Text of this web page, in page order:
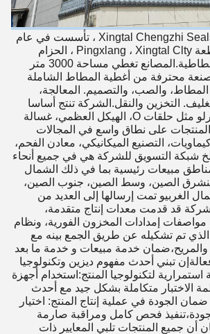
شركة Xingtal Chengzhi Seals Co ، [td ، تأسست في عام
2013 ، تقع في مقاطعة Pingxlang ، Xingtal Clty ، الحزام
الصناعي للخيوط المطاطية.المصانع تغطي مساحة 3000 متر
محترفة من أغطية المطاط الشاملة
والصب، والتصميم. المعالجة،
التخزين والنقل.الشركة تنتج أساسا
منتجات المطاط البارلو مثل حلقات O، الهيكل العظمي، غسالة
المنتجات على نطاق واسع في المجالات
التصنيع الميكانيكي، معادن الفحم،
الخ شبكة التسويق للشركة هي في جميع أنحاء
مناطق مبيعات رئيسية بما في ذلك الشمال
الصين، وسط الصين، جنوب الصين،
الغربيو تمت إرسالها إلى العديد من
قد قدمت معدات إنتاج متقدمة،
إمدادات المخزون الفورية، ونظام
الذي تم تشكيله عن طريق الجمع بينه مع
خدمة مبيعات و خدمة ما بعد
تبني أحدث مفهوم ديزين وتكنولوجيا
استمرارية لتكنولوجيا المنتج:استخدام أجهزة
الاختبار متكاملة بشكل جيد مع أحدث
ضمان الجودة في عملية إنتاج المنتج: اختيار
فحص كامل ومراقبة صارمة
أن جميع المنتجات تلبي المعايير ذات